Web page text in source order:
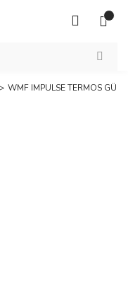
WMF IMPULSE TERMOS